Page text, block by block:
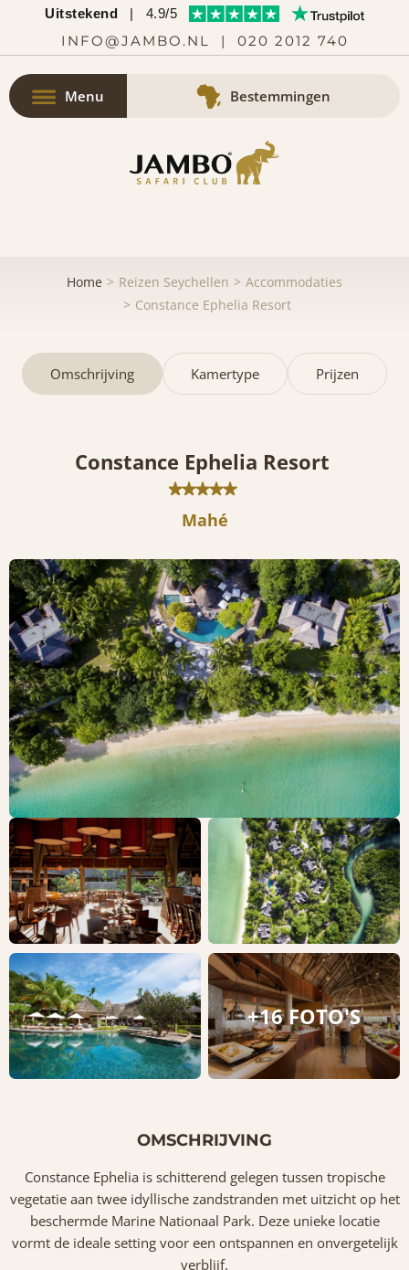
Uitstekend | 4.9/5
INFO@JAMBO.NL | 020 2012 740
Menu Bestemmingen
Home Reizen Seychellen
Accommodaties
Constance Ephelia Resort
Omschrijving Kamertype Prijzen
Constance Ephelia Resort
Mahé
+16 FOTO'S
OMSCHRIJVING
Constance Ephelia is schitterend gelegen tussen tropische
vegetatie aan twee idyllische zandstranden met uitzicht op het
beschermde Marine Nationaal Park. Deze unieke locatie
vormt de ideale setting voor een ontspannen en onvergetelijk
verblijf.